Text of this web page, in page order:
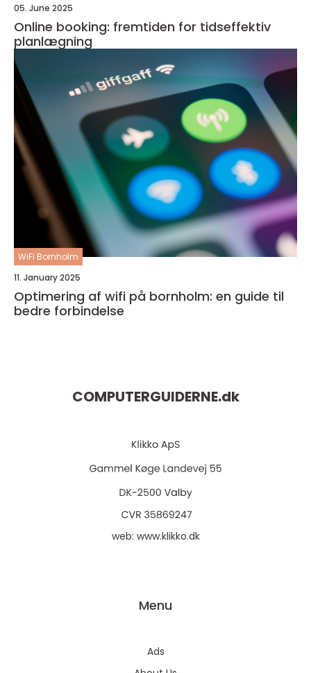
05. June 2025
Online booking: fremtiden for tidseffektiv
planlægning
WiFi Bornholm
11. January 2025
Optimering af wifi på bornholm: en guide til
bedre forbindelse
COMPUTERGUIDERNE.dk
web: www.klikko.dk
Menu
Ads